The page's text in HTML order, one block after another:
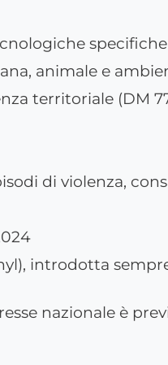
animale e
territoriale (DM
di violenza,
introdotta
nazionale è